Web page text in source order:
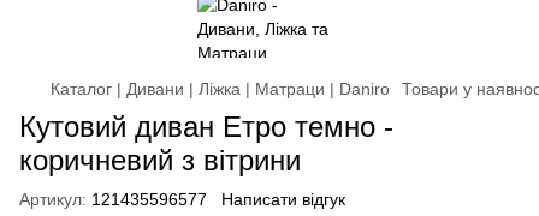
Каталог | Дивани | Ліжка | Матраци | Daniro Товари у
Кутовий диван Етро темно -
коричневий з вітрини
Артикул: 121435596577 Написати відгук